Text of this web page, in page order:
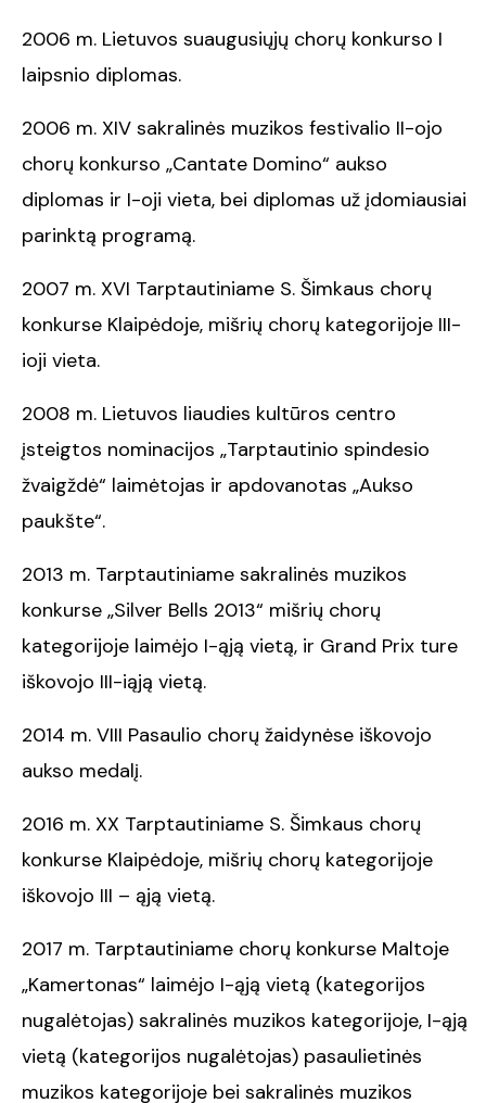
2006 m. Lietuvos suaugusiųjų chorų konkurso I
laipsnio diplomas.
2006 m. XIV sakralinės muzikos festivalio II-ojo
chorų konkurso „Cantate Domino“ aukso
diplomas ir I-oji vieta, bei diplomas už įdomiausiai
parinktą programą.
2007 m. XVI Tarptautiniame S. Šimkaus chorų
konkurse Klaipėdoje, mišrių chorų kategorijoje III-
ioji vieta.
2008 m. Lietuvos liaudies kultūros centro
įsteigtos nominacijos „Tarptautinio spindesio
žvaigždė“ laimėtojas ir apdovanotas „Aukso
paukšte“.
2013 m. Tarptautiniame sakralinės muzikos
konkurse „Silver Bells 2013“ mišrių chorų
kategorijoje laimėjo I-ąją vietą, ir Grand Prix ture
iškovojo III-iąją vietą.
2014 m. VIII Pasaulio chorų žaidynėse iškovojo
aukso medalį.
2016 m. XX Tarptautiniame S. Šimkaus chorų
konkurse Klaipėdoje, mišrių chorų kategorijoje
iškovojo III – ąją vietą.
2017 m. Tarptautiniame chorų konkurse Maltoje
„Kamertonas“ laimėjo I-ąją vietą (kategorijos
nugalėtojas) sakralinės muzikos kategorijoje, I-ąją
vietą (kategorijos nugalėtojas) pasaulietinės
muzikos kategorijoje bei sakralinės muzikos